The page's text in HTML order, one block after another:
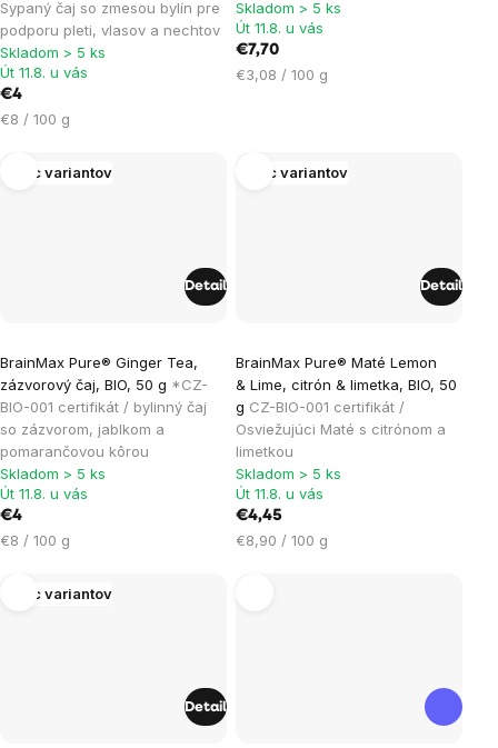
Sypaný čaj so zmesou bylín pre
podporu pleti, vlasov a nechtov
je
5,0
z
5
hviezdičiek.
Skladom > 5 ks
Út 11.8. u vás
€4
Jednotková
€8 / 100 g
Skladom > 5 ks
Út 11.8. u vás
€7,70
Jednotková
€3,08 / 100 g
Viac variantov
BrainMax Pure® Ginger Tea,
zázvorový čaj, BIO, 50 g *CZ-
BIO-001 certifikát / bylinný čaj
so zázvorom, jablkom a
pomarančovou kôrou
hodnotenie
produktu
je
5,0
z
5
hviezdičiek.
Skladom > 5 ks
Út 11.8. u vás
€4
Jednotková
€8 / 100 g
Detail
Viac variantov
BrainMax Pure® Maté Lemon
& Lime, citrón & limetka, BIO, 50
g CZ-BIO-001 certifikát /
Osviežujúci Maté s citrónom a
limetkou
hodnotenie
produktu
je
5,0
z
5
hviezdičiek.
Skladom > 5 ks
Út 11.8. u vás
€4,45
Jednotková
€8,90 / 100 g
Detail
Viac variantov
Detail